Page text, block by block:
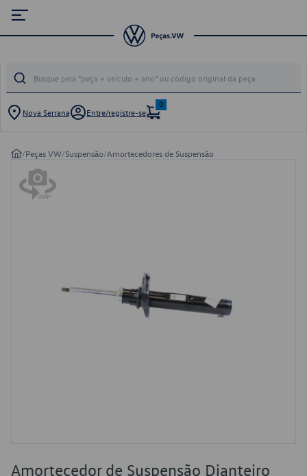
Nova Serrana Entre/registre-se
0
/Peças VW/Suspensão/Amortecedores de Suspensão
Amortecedor de Suspensão Dianteiro